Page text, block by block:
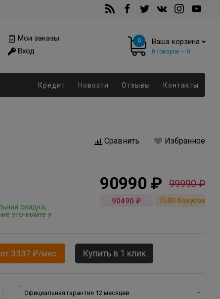
Мои заказы
Вход
0 Ваша корзина
0 товаров — 0
Кредит Новости Отзывы Контакты
Избранное
Сравнить
скидка,
уточняйте у
90990 ₽ 99990 ₽
1500 бонусов
90490 ₽
3337 ₽/мес. Купить в 1 клик
X: Гарантия: